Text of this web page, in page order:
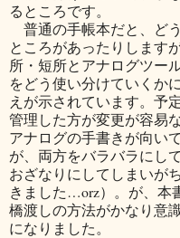
るところです。
普通の手帳本だと、ど
ところがあったりします
所・短所とアナログツー
をどう使い分けていくか
えが示されています。予
管理した方が変更が容易
アナログの手書きが向い
が、両方をバラバラにし
おざなりにしてしまいが
きました…orz）。が、本
橋渡しの方法がかなり意
になりました。